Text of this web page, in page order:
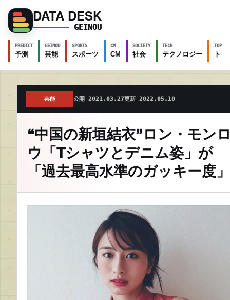
DATA DESK
GEINOU
PREDICT
予測
GEINOU
芸能
SPORTS
スポーツ
CM
CM
SOCIETY
社会
TECH
テクノロジー
TOPICS
ト
芸能 公開 2021.03.27更新 2022.05.10
“中国の新垣結衣”ロン・モン
ウ「Tシャツとデニム姿」が
「過去最高水準のガッキー度